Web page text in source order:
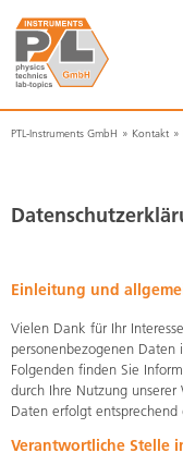
PTL-Instruments GmbH Kontakt
Einleitung und
Vielen Dank für Ihr
personenbezogenen
Folgenden finden Sie
durch Ihre Nutzung
Daten erfolgt entsprechend
Verantwortliche Stelle